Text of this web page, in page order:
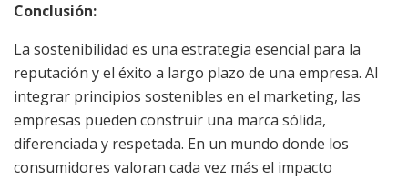
Conclusión:
La sostenibilidad es una estrategia esencial para la
reputación y el éxito a largo plazo de una empresa. Al
integrar principios sostenibles en el marketing, las
empresas pueden construir una marca sólida,
diferenciada y respetada. En un mundo donde los
consumidores valoran cada vez más el impacto